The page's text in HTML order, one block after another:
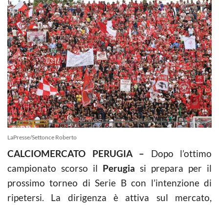
LaPresse/Settonce Roberto
CALCIOMERCATO PERUGIA – Dopo l’ottimo
campionato scorso il Perugia si prepara per il
prossimo torneo di Serie B con l’intenzione di
ripetersi. La dirigenza è attiva sul mercato,